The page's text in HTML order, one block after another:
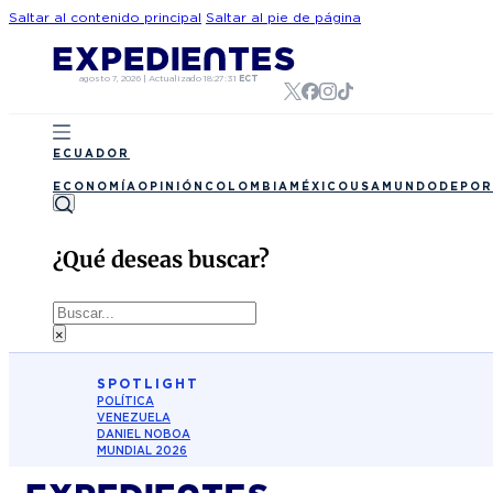
Saltar al contenido principal Saltar al pie de página
agosto 7, 2026 | Actualizado 18:27:31 ECT
ECUADOR
ECONOMÍA OPINIÓN COLOMBIA MÉXICO USA MUNDO
¿Qué deseas buscar?
Buscar
×
SPOTLIGHT
POLÍTICA
VENEZUELA
DANIEL NOBOA
MUNDIAL 2026